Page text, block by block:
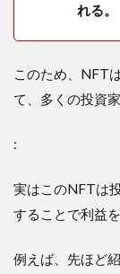
れる。
このため、NFT
て、多くの投資
:
実はこのNFTは
することで利益
例えば、先ほど